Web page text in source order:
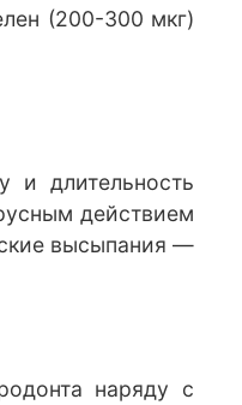
(200-300 мкг)
и длительность
действием
высыпания —
наряду с